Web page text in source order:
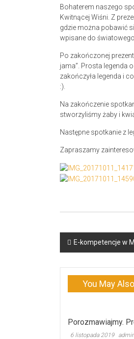
Bohaterem naszego
Kwitnącej Wiśni. Z
gdzie można pobawić
wpisane do
Po zakończonej
jama”. Prosta legenda
zakończyła legenda i
:).
Na zakończenie
stworzyliśmy żaby i
Następne spotkanie z
Zapraszamy
Post
navigation
E-kompetencje w
You May
Porozmawiajmy.
6 listopada 2019